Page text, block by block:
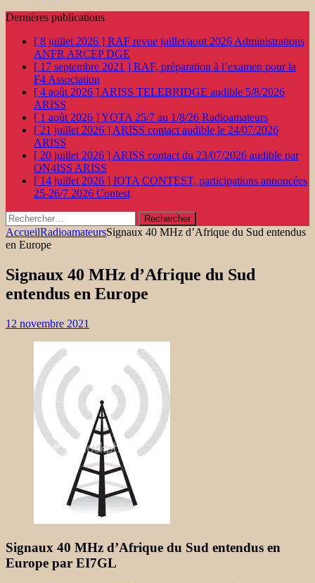
Dernières publications
[ 8 juillet 2026 ] RAF revue juillet/aout 2026 Administrations
ANFR ARCEP DGE
[ 17 septembre 2021 ] RAF, préparation à l’examen pour la
F4 Association
[ 4 août 2026 ] ARISS TELEBRIDGE audible 5/8/2026
ARISS
[ 1 août 2026 ]YOTA 25/7 au 1/8/26 Radioamateurs
[ 21 juillet 2026 ] ARISS contact audible le 24/07/2026
ARISS
[ 20 juillet 2026 ] ARISS contact du 23/07/2026 audible par
ON4ISS ARISS
[ 14 juillet 2026 ] IOTA CONTEST, participations annoncées
25-26/7 2026 Contest
Rechercher :
AccueilRadioamateursSignaux 40 MHz d’Afrique du Sud entendus
en Europe
Signaux 40 MHz d’Afrique du Sud
entendus en Europe
12 novembre 2021
Signaux 40 MHz d’Afrique du Sud entendus en
Europe par EI7GL